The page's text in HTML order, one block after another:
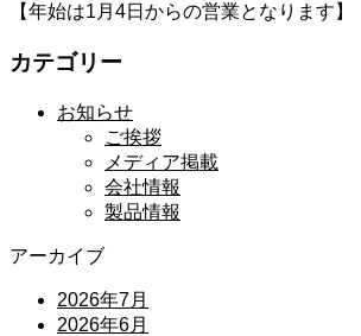
【年始は1月4日からの営業となります】
カテゴリー
お知らせ
ご挨拶
メディア掲載
会社情報
製品情報
アーカイブ
2026年7月
2026年6月